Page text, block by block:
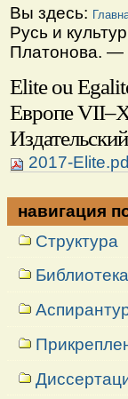
Вы здесь:
Русь и
Платонова. —
Elite ou
Европе
2017-
навигация
Структура
Библиотека